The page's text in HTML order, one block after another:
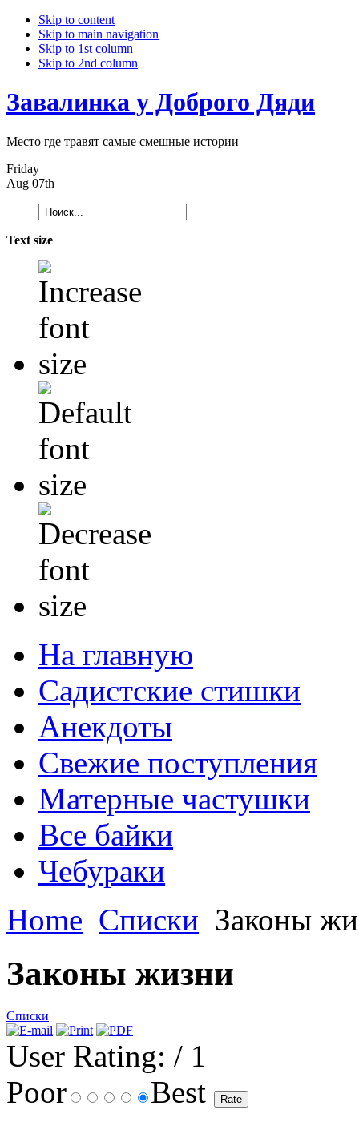
Skip to content
Skip to main navigation
Skip to 1st column
Skip to 2nd column
Завалинка у Доброго Дяди
Место где травят самые смешные истории
Friday
Aug 07th
Text size
На главную
Садистские стишки
Анекдоты
Свежие поступления
Матерные частушки
Все байки
Чебураки
Home Списки Законы
Законы жизни
Списки
User Rating: / 1
Poor
Best